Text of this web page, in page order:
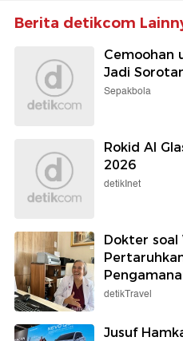
Berita detikcom
Cemoohan
Jadi
Sepakbola
Rokid AI
2026
detikInet
Dokter soal
detikTravel
Jusuf